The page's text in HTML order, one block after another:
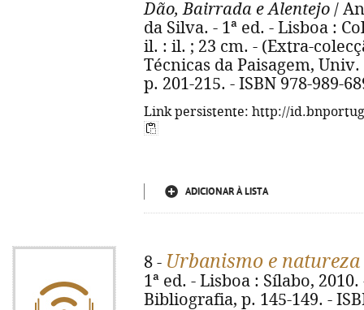
Dão, Bairrada e Alentejo /
da Silva. - 1ª ed. - Lisboa :
il. : il. ; 23 cm. - (Extra-
Técnicas da Paisagem,
p. 201-215. - ISBN 978-989-
Link persistente: http://
ADICIONAR À LISTA
8 - Urbanismo e natureza
1ª ed. - Lisboa : Sílabo,
Bibliografia, p. 145-149. -